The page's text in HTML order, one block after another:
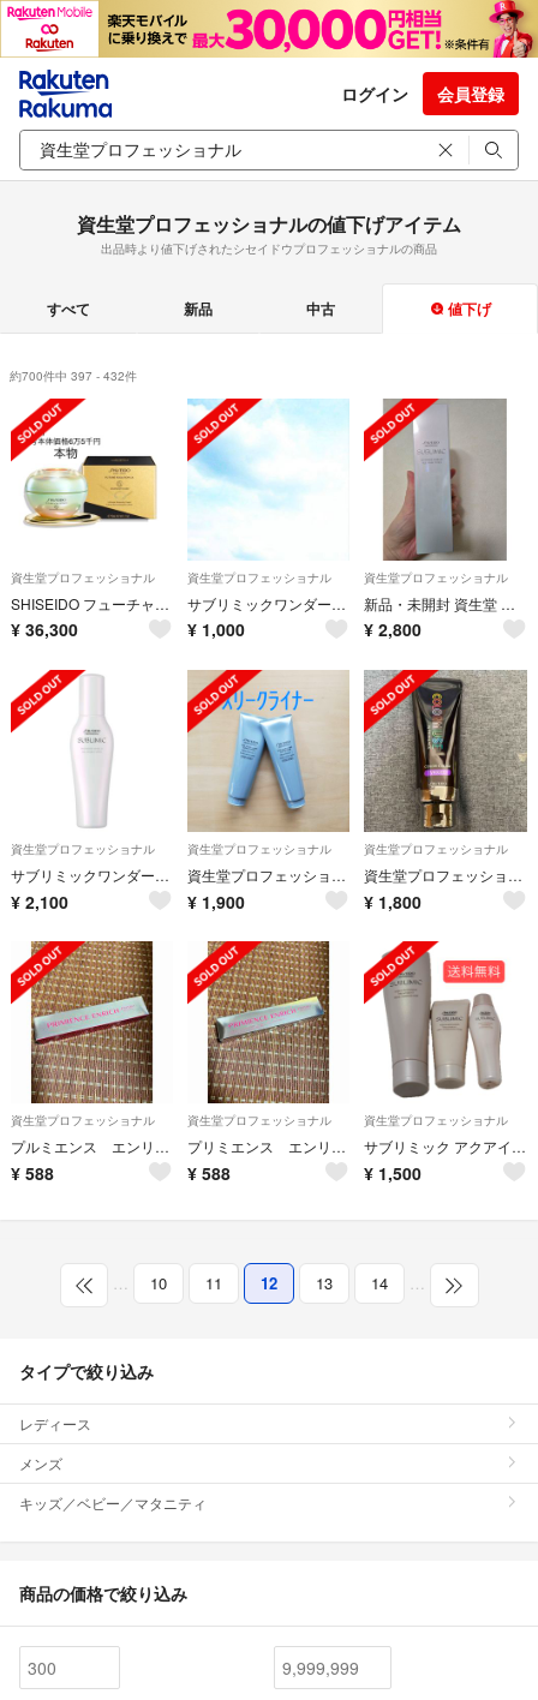
ログイン 会員登録
資生堂プロフェッショナルの値下げアイテム
出品時より値下げされたシセイドウプロフェッショナルの商品
すべて 新品 中古 値下げ
約700件中 397 - 432件
資生堂プロフェッショナル
SHISEIDO フューチャーソリューション LXレジェンダリーEN クリーム
¥ 36,300
資生堂プロフェッショナル
サブリミックワンダーシールド
¥ 1,000
資生堂プロフェッショナル
新品・未開封 資生堂 サブリミック ワンダーシールド 125ml
¥ 2,800
資生堂プロフェッショナル
サブリミックワンダーシールド
¥ 2,100
資生堂プロフェッショナル
資生堂プロフェッショナル ザ・ヘアケア スリークライナー トリートメント 1(…
¥ 1,900
資生堂プロフェッショナル
資生堂プロフェッショナル カラーミューズ バイ プリミエンス カラークリーム バ
¥ 1,800
資生堂プロフェッショナル
プルミエンス エンリッチ ＬＢe８
¥ 588
資生堂プロフェッショナル
プリミエンス エンリッチ ＬＢe９
¥ 588
資生堂プロフェッショナル
サブリミック アクアインテンシブ トリートメント W 250g 資生堂
¥ 1,500
… 10 11 12 13 14 …
タイプで絞り込み
レディース
メンズ
キッズ／ベビー／マタニティ
商品の価格で絞り込み